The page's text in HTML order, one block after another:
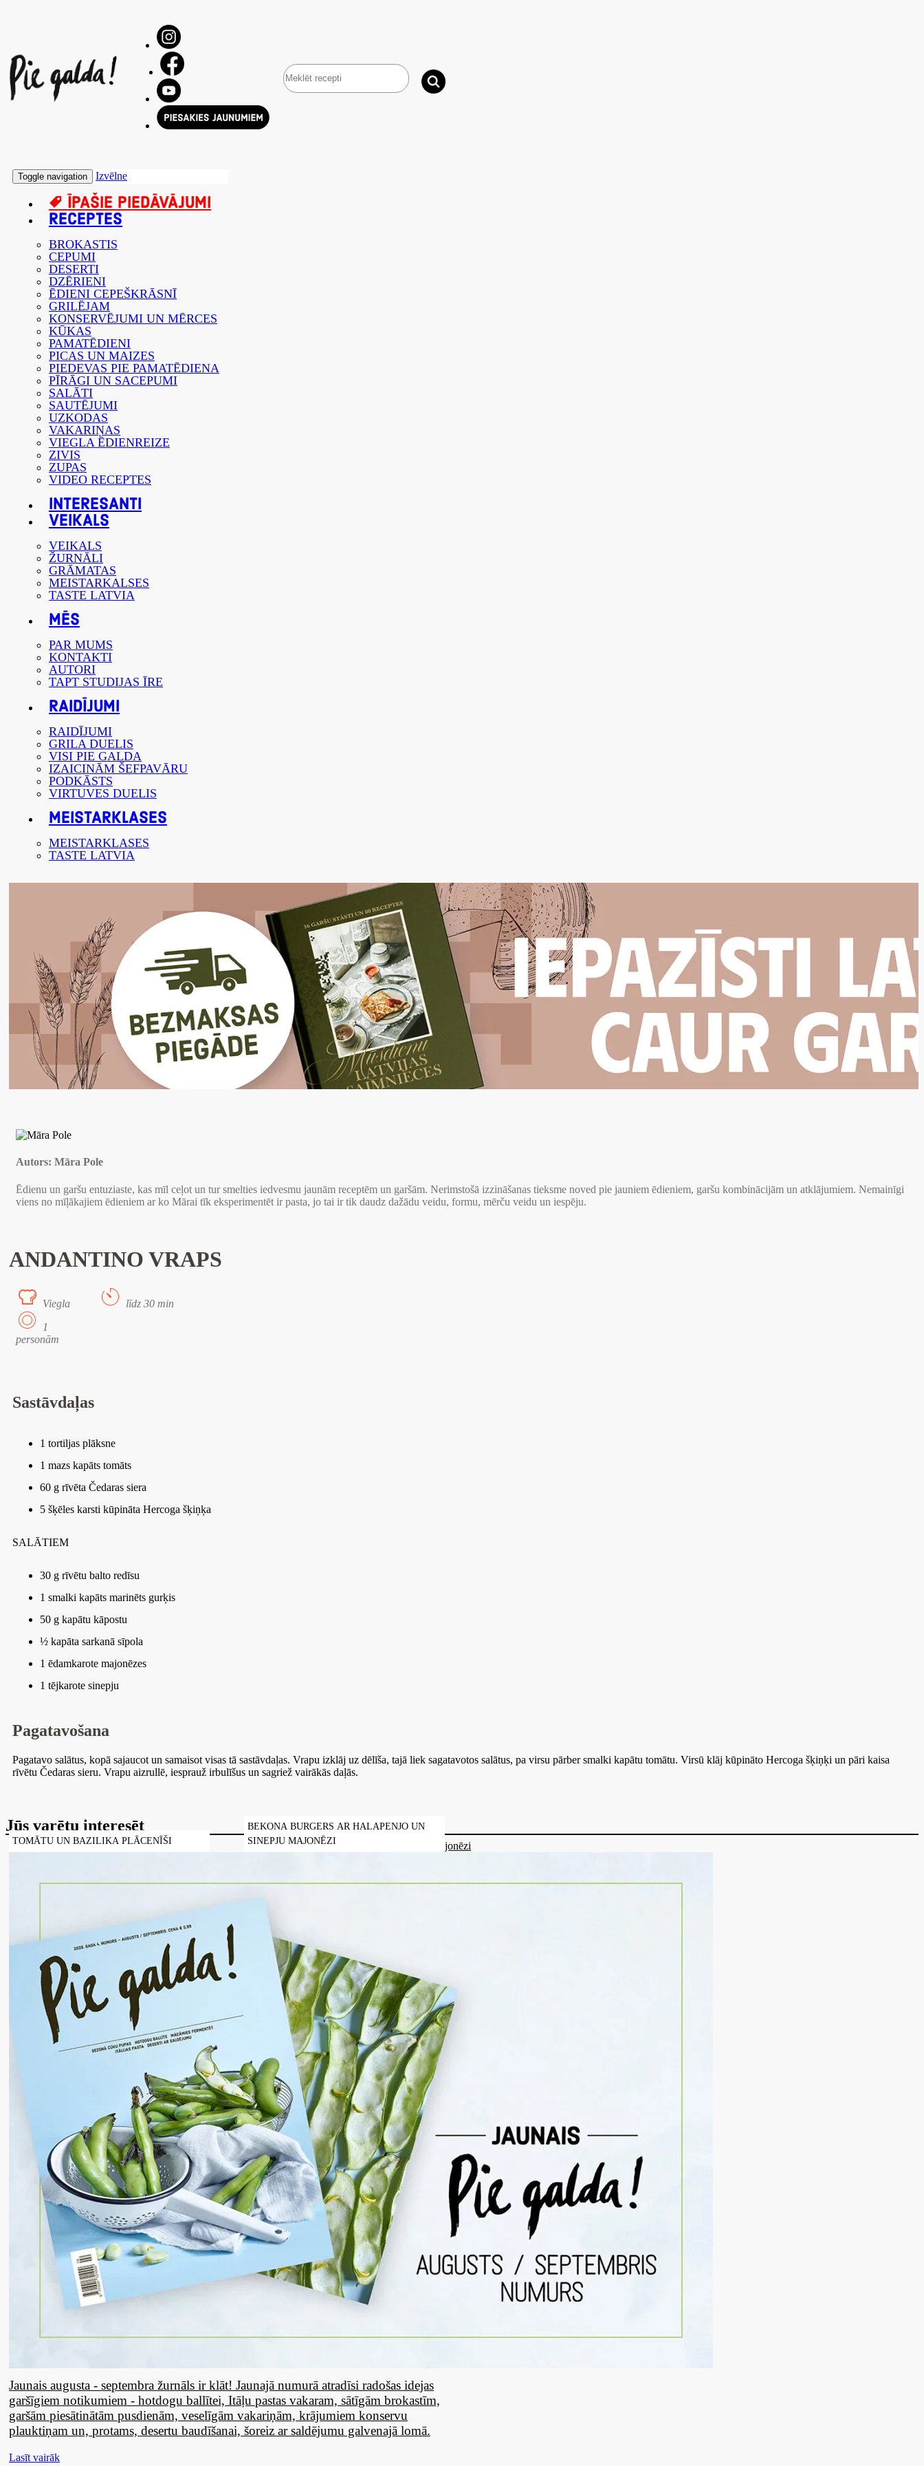
Toggle navigation Izvēlne
ĪPAŠIE PIEDĀVĀJUMI
RECEPTES
BROKASTIS
CEPUMI
DESERTI
DZĒRIENI
ĒDIENI CEPEŠKRĀSNĪ
GRILĒJAM
KONSERVĒJUMI UN MĒRCES
KŪKAS
PAMATĒDIENI
PICAS UN MAIZES
PIEDEVAS PIE PAMATĒDIENA
PĪRĀGI UN SACEPUMI
SALĀTI
SAUTĒJUMI
UZKODAS
VAKARIŅAS
VIEGLA ĒDIENREIZE
ZIVIS
ZUPAS
VIDEO RECEPTES
INTERESANTI
VEIKALS
VEIKALS
ŽURNĀLI
GRĀMATAS
MEISTARKALSES
TASTE LATVIA
MĒS
PAR MUMS
KONTAKTI
AUTORI
TAPT STUDIJAS ĪRE
RAIDĪJUMI
RAIDĪJUMI
GRILA DUELIS
VISI PIE GALDA
IZAICINĀM ŠEFPAVĀRU
PODKĀSTS
VIRTUVES DUELIS
MEISTARKLASES
MEISTARKLASES
TASTE LATVIA
Autors: Māra Pole
Ēdienu un garšu entuziaste, kas mīl ceļot un tur smelties iedvesmu jaunām receptēm un garšām. Nerimstošā izzināšanas tieksme noved pie jauniem ēdieniem, garšu kombinācijām un atklājumiem. Nemainīgi
viens no mīļākajiem ēdieniem ar ko Mārai tīk eksperimentēt ir pasta, jo tai ir tik daudz dažādu veidu, formu, mērču veidu un iespēju.
ANDANTINO VRAPS
Viegla
līdz 30 min
1
personām
Sastāvdaļas
1 tortiljas plāksne
1 mazs kapāts tomāts
60 g rīvēta Čedaras siera
5 šķēles karsti kūpināta Hercoga šķiņķa
SALĀTIEM
30 g rīvētu balto redīsu
1 smalki kapāts marinēts gurķis
50 g kapātu kāpostu
½ kapāta sarkanā sīpola
1 ēdamkarote majonēzes
1 tējkarote sinepju
Pagatavošana
Pagatavo salātus, kopā sajaucot un samaisot visas tā sastāvdaļas. Vrapu izklāj uz dēlīša, tajā liek sagatavotos salātus, pa virsu pārber smalki kapātu tomātu. Virsū klāj kūpināto Hercoga šķiņķi un pāri kaisa
rīvētu Čedaras sieru. Vrapu aizrullē, iesprauž irbulīšus un sagriež vairākās daļās.
Jūs varētu interesēt
TOMĀTU UN BAZILIKA PLĀCENĪŠI
BEKONA BURGERS AR HALAPENJO UN
SINEPJU MAJONĒZI
Jaunais augusta - septembra žurnāls ir klāt! Jaunajā numurā atradīsi radošas idejas
garšīgiem notikumiem - hotdogu ballītei, Itāļu pastas vakaram, sātīgām brokastīm,
garšām piesātinātām pusdienām, veselīgām vakariņām, krājumiem konservu
plauktiņam un, protams, desertu baudīšanai, šoreiz ar saldējumu galvenajā lomā.
Lasīt vairāk